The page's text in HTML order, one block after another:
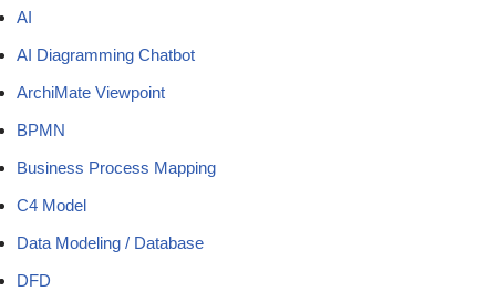
AI
AI Diagramming Chatbot
ArchiMate Viewpoint
BPMN
Business Process Mapping
C4 Model
Data Modeling / Database
DFD